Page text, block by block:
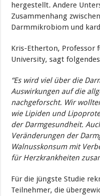
hergestellt. Andere
Zusammenhang
Darmmikrobiom und
Kris-Etherton, Professor
University, sagt
“Es wird viel über die
Auswirkungen auf die
nachgeforscht. Wir
wie Lipiden und
der Darmgesundheit.
Veränderungen der
Walnusskonsum mit
für Herzkrankheiten
Für die jüngste Studie
Teilnehmer, die